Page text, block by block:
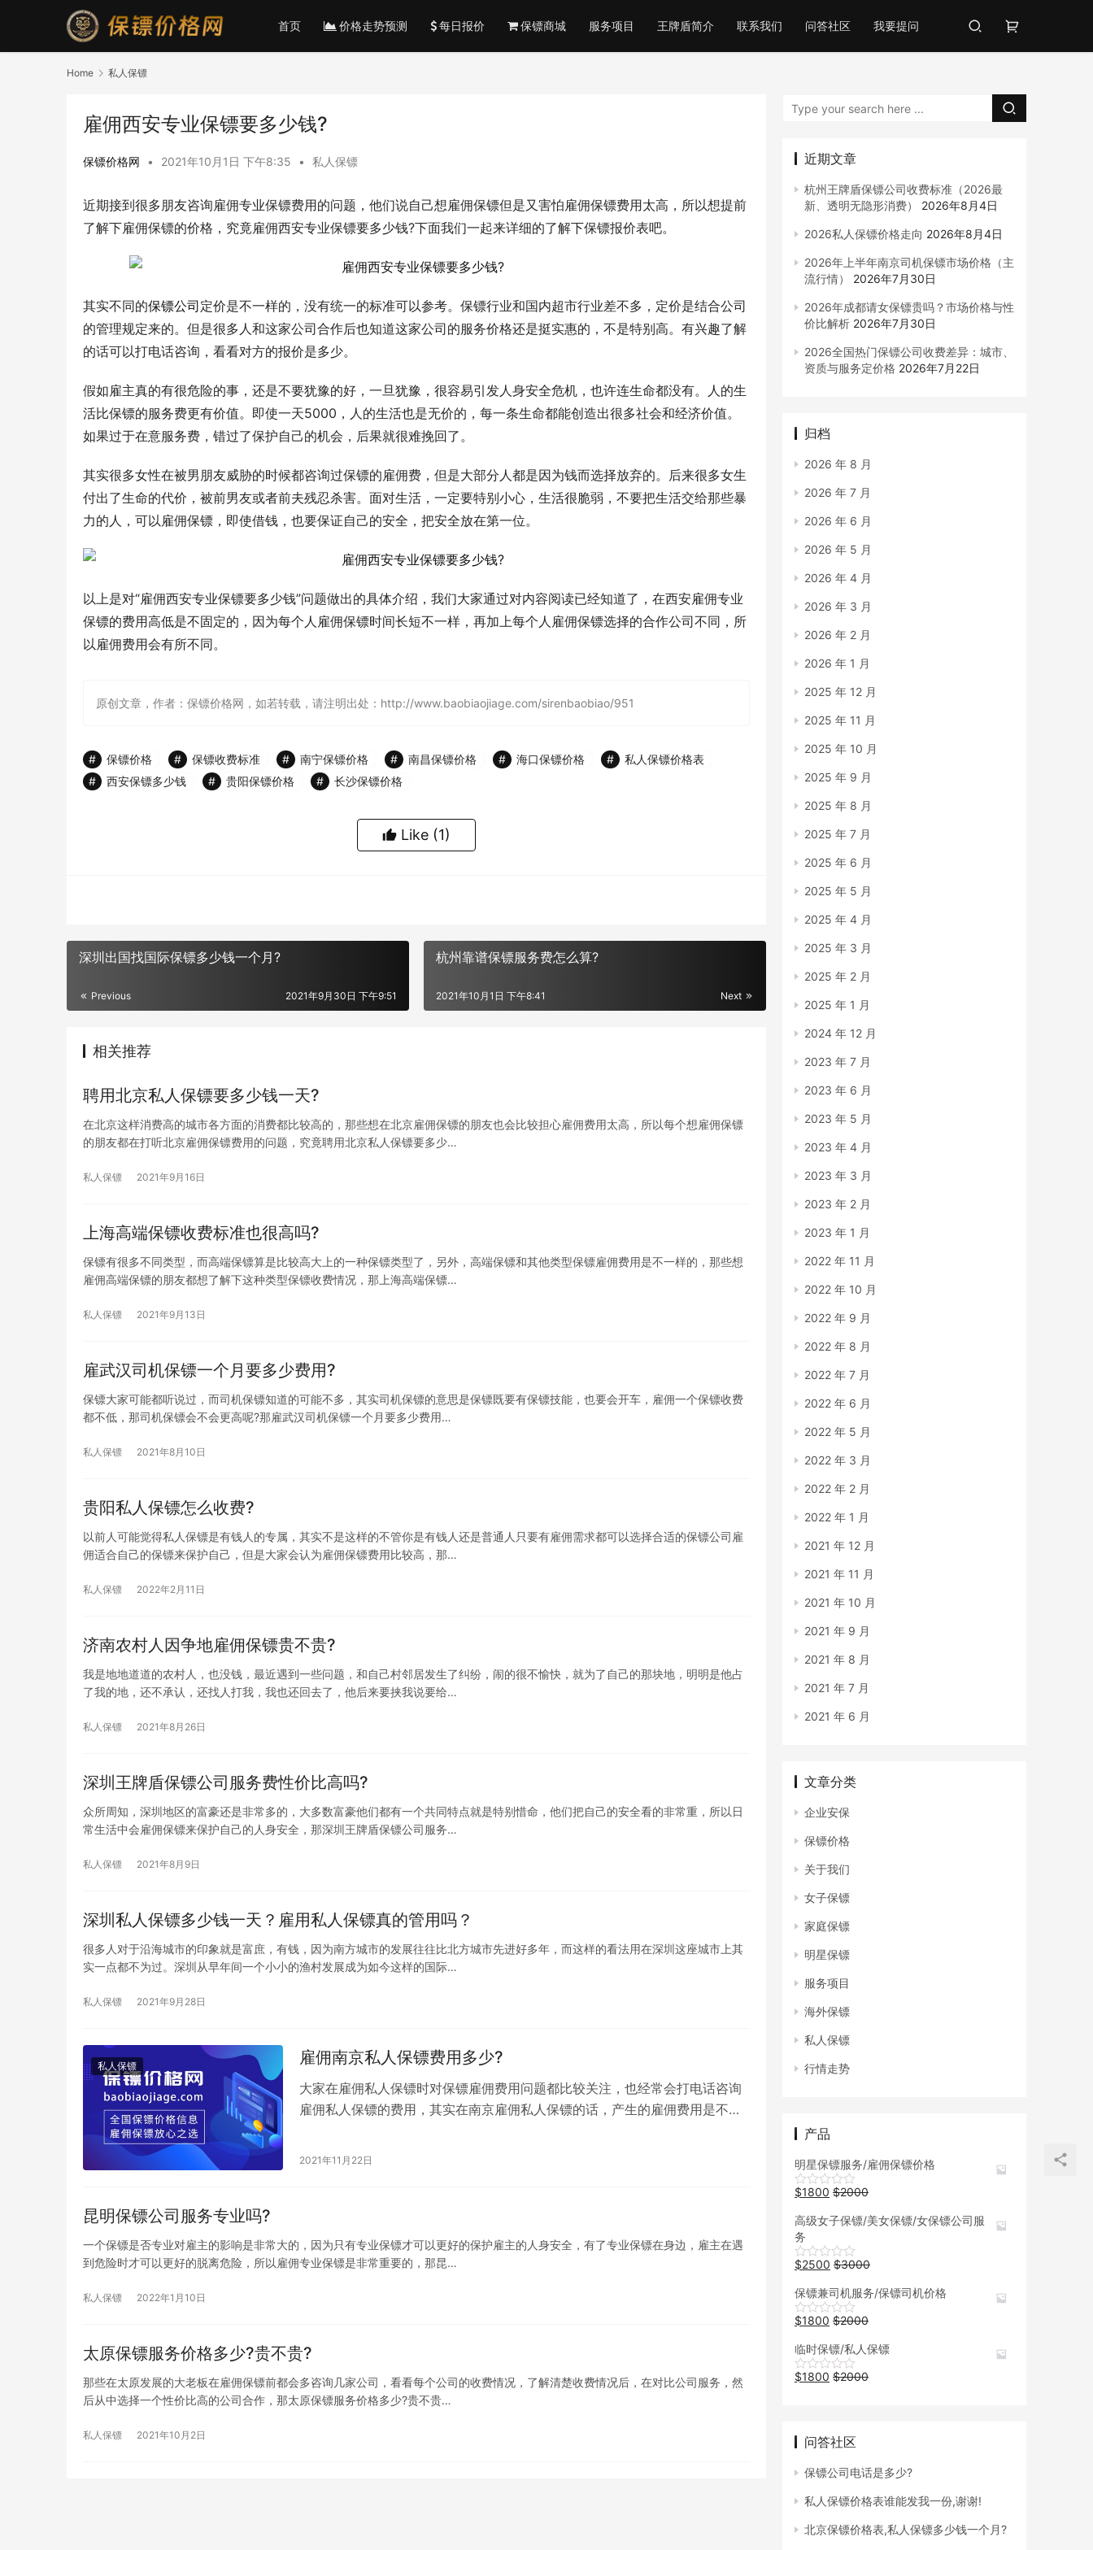
首页 价格走势预测 每日报价 保镖商城 服务项目 王牌盾简介 联系我们 问答社区 我要提问
Home 私人保镖
雇佣西安专业保镖要多少钱?
保镖价格网 • 2021年10月1日 下午8:35 • 私人保镖
近期接到很多朋友咨询雇佣专业保镖费用的问题，他们说自己想雇佣保镖但是又害怕雇佣保镖费用太高，所以想提前
了解下雇佣保镖的价格，究竟雇佣西安专业保镖要多少钱?下面我们一起来详细的了解下保镖报价表吧。
其实不同的保镖公司定价是不一样的，没有统一的标准可以参考。保镖行业和国内超市行业差不多，定价是结合公司
的管理规定来的。但是很多人和这家公司合作后也知道这家公司的服务价格还是挺实惠的，不是特别高。有兴趣了解
的话可以打电话咨询，看看对方的报价是多少。
假如雇主真的有很危险的事，还是不要犹豫的好，一旦犹豫，很容易引发人身安全危机，也许连生命都没有。人的生
活比保镖的服务费更有价值。即使一天5000，人的生活也是无价的，每一条生命都能创造出很多社会和经济价值。
如果过于在意服务费，错过了保护自己的机会，后果就很难挽回了。
其实很多女性在被男朋友威胁的时候都咨询过保镖的雇佣费，但是大部分人都是因为钱而选择放弃的。后来很多女生
付出了生命的代价，被前男友或者前夫残忍杀害。面对生活，一定要特别小心，生活很脆弱，不要把生活交给那些暴
力的人，可以雇佣保镖，即使借钱，也要保证自己的安全，把安全放在第一位。
以上是对“雇佣西安专业保镖要多少钱”问题做出的具体介绍，我们大家通过对内容阅读已经知道了，在西安雇佣专业
保镖的费用高低是不固定的，因为每个人雇佣保镖时间长短不一样，再加上每个人雇佣保镖选择的合作公司不同，所
以雇佣费用会有所不同。
原创文章，作者：保镖价格网，如若转载，请注明出处：http://www.baobiaojiage.com/sirenbaobiao/951
保镖价格 保镖收费标准 南宁保镖价格 南昌保镖价格 海口保镖价格
私人保镖价格表
西安保镖多少钱
贵阳保镖价格 长沙保镖价格
Like (1)
深圳出国找国际保镖多少钱一个月?
Previous 2021年9月30日 下午9:51
杭州靠谱保镖服务费怎么算?
Next
2021年10月1日 下午8:41
相关推荐
聘用北京私人保镖要多少钱一天?
在北京这样消费高的城市各方面的消费都比较高的，那些想在北京雇佣保镖的朋友也会比较担心雇佣费用太高，所以每个想雇佣保镖
的朋友都在打听北京雇佣保镖费用的问题，究竟聘用北京私人保镖要多少…
私人保镖 2021年9月16日
上海高端保镖收费标准也很高吗?
保镖有很多不同类型，而高端保镖算是比较高大上的一种保镖类型了，另外，高端保镖和其他类型保镖雇佣费用是不一样的，那些想
雇佣高端保镖的朋友都想了解下这种类型保镖收费情况，那上海高端保镖…
私人保镖 2021年9月13日
雇武汉司机保镖一个月要多少费用?
保镖大家可能都听说过，而司机保镖知道的可能不多，其实司机保镖的意思是保镖既要有保镖技能，也要会开车，雇佣一个保镖收费
都不低，那司机保镖会不会更高呢?那雇武汉司机保镖一个月要多少费用…
私人保镖 2021年8月10日
贵阳私人保镖怎么收费?
以前人可能觉得私人保镖是有钱人的专属，其实不是这样的不管你是有钱人还是普通人只要有雇佣需求都可以选择合适的保镖公司雇
佣适合自己的保镖来保护自己，但是大家会认为雇佣保镖费用比较高，那…
私人保镖 2022年2月11日
济南农村人因争地雇佣保镖贵不贵?
我是地地道道的农村人，也没钱，最近遇到一些问题，和自己村邻居发生了纠纷，闹的很不愉快，就为了自己的那块地，明明是他占
了我的地，还不承认，还找人打我，我也还回去了，他后来要挟我说要给…
私人保镖 2021年8月26日
深圳王牌盾保镖公司服务费性价比高吗?
众所周知，深圳地区的富豪还是非常多的，大多数富豪他们都有一个共同特点就是特别惜命，他们把自己的安全看的非常重，所以日
常生活中会雇佣保镖来保护自己的人身安全，那深圳王牌盾保镖公司服务…
私人保镖 2021年8月9日
深圳私人保镖多少钱一天？雇用私人保镖真的管用吗？
很多人对于沿海城市的印象就是富庶，有钱，因为南方城市的发展往往比北方城市先进好多年，而这样的看法用在深圳这座城市上其
实一点都不为过。深圳从早年间一个小小的渔村发展成为如今这样的国际…
私人保镖 2021年9月28日
私人保镖 雇佣南京私人保镖费用多少?
大家在雇佣私人保镖时对保镖雇佣费用问题都比较关注，也经常会打电话咨询
雇佣私人保镖的费用，其实在南京雇佣私人保镖的话，产生的雇佣费用是不固
2021年11月22日
昆明保镖公司服务专业吗?
一个保镖是否专业对雇主的影响是非常大的，因为只有专业保镖才可以更好的保护雇主的人身安全，有了专业保镖在身边，雇主在遇
到危险时才可以更好的脱离危险，所以雇佣专业保镖是非常重要的，那昆…
私人保镖 2022年1月10日
太原保镖服务价格多少?贵不贵?
那些在太原发展的大老板在雇佣保镖前都会多咨询几家公司，看看每个公司的收费情况，了解清楚收费情况后，在对比公司服务，然
后从中选择一个性价比高的公司合作，那太原保镖服务价格多少?贵不贵…
私人保镖 2021年10月2日
近期文章
杭州王牌盾保镖公司收费标准（2026最
新、透明无隐形消费）
2026年8月4日
2026私人保镖价格走向 2026年8月4日
2026年上半年南京司机保镖市场价格（主
流行情）
2026年7月30日
2026年成都请女保镖贵吗？市场价格与性
价比解析 2026年7月30日
2026全国热门保镖公司收费差异：城市、
资质与服务定价格 2026年7月22日
归档
2026 年 8 月
2026 年 7 月
2026 年 6 月
2026 年 5 月
2026 年 4 月
2026 年 3 月
2026 年 2 月
2026 年 1 月
2025 年 12 月
2025 年 11 月
2025 年 10 月
2025 年 9 月
2025 年 8 月
2025 年 7 月
2025 年 6 月
2025 年 5 月
2025 年 4 月
2025 年 3 月
2025 年 2 月
2025 年 1 月
2024 年 12 月
2023 年 7 月
2023 年 6 月
2023 年 5 月
2023 年 4 月
2023 年 3 月
2023 年 2 月
2023 年 1 月
2022 年 11 月
2022 年 10 月
2022 年 9 月
2022 年 8 月
2022 年 7 月
2022 年 6 月
2022 年 5 月
2022 年 3 月
2022 年 2 月
2022 年 1 月
2021 年 12 月
2021 年 11 月
2021 年 10 月
2021 年 9 月
2021 年 8 月
2021 年 7 月
2021 年 6 月
文章分类
企业安保
保镖价格
关于我们
女子保镖
家庭保镖
明星保镖
服务项目
海外保镖
私人保镖
行情走势
产品
明星保镖服务/雇佣保镖价格
$1800 $2000
高级女子保镖/美女保镖/女保镖公司服
务
$2500 $3000
保镖兼司机服务/保镖司机价格
$1800 $2000
临时保镖/私人保镖
$1800 $2000
问答社区
保镖公司电话是多少?
私人保镖价格表谁能发我一份,谢谢!
北京保镖价格表,私人保镖多少钱一个月?